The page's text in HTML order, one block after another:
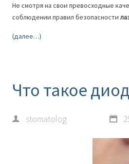
Не смотря на свои превосходные
соблюдении правил безопасности
(далее…)
Что такое
stomatolog